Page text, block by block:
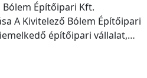
Bólem Építőipari Kft.
építőipari vállalat,